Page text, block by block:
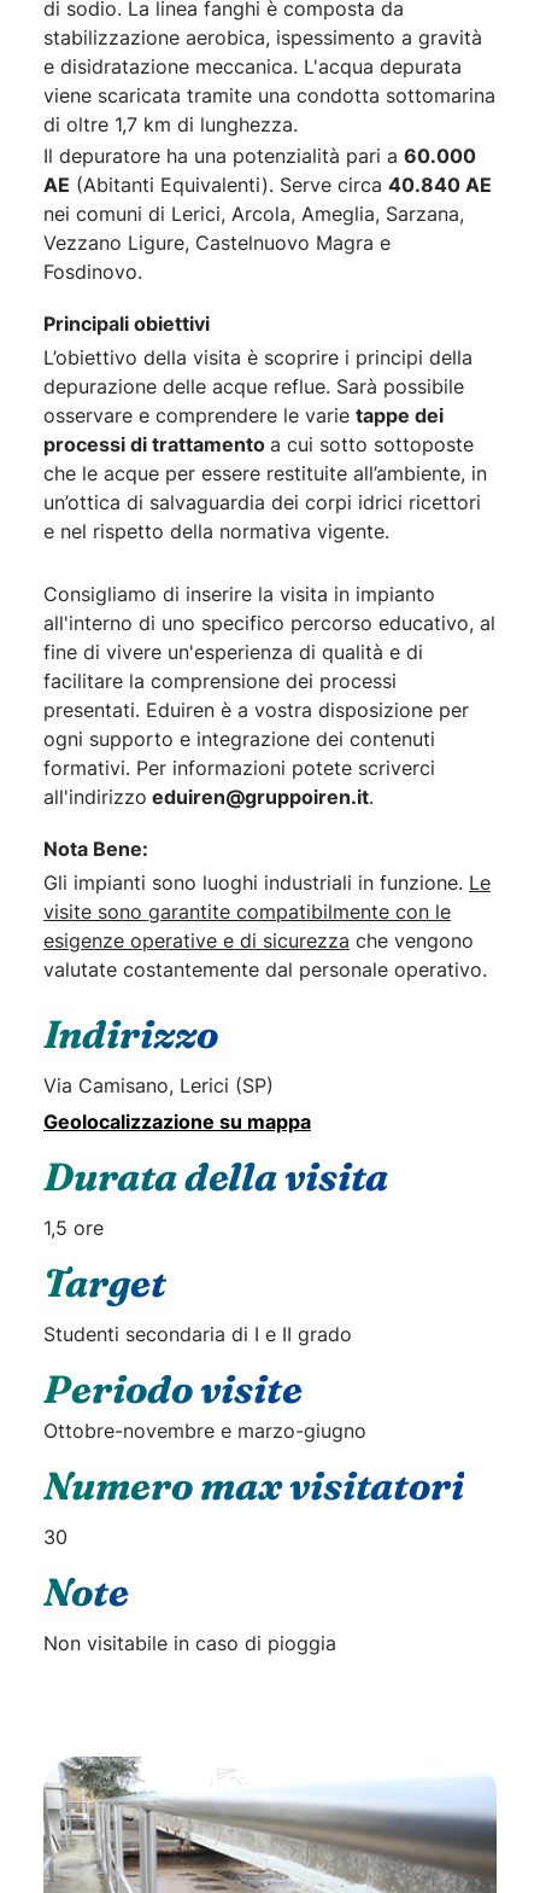
di sodio. La linea fanghi è composta da
stabilizzazione aerobica, ispessimento a gravità
e disidratazione meccanica. L'acqua depurata
viene scaricata tramite una condotta sottomarina
di oltre 1,7 km di lunghezza.
Il depuratore ha una potenzialità pari a 60.000
AE (Abitanti Equivalenti). Serve circa 40.840 AE
nei comuni di Lerici, Arcola, Ameglia, Sarzana,
Vezzano Ligure, Castelnuovo Magra e
Fosdinovo.
Principali obiettivi
L’obiettivo della visita è scoprire i principi della
depurazione delle acque reflue. Sarà possibile
osservare e comprendere le varie tappe dei
processi di trattamento a cui sotto sottoposte
che le acque per essere restituite all’ambiente, in
un’ottica di salvaguardia dei corpi idrici ricettori
e nel rispetto della normativa vigente.
Consigliamo di inserire la visita in impianto
all'interno di uno specifico percorso educativo, al
fine di vivere un'esperienza di qualità e di
facilitare la comprensione dei processi
presentati. Eduiren è a vostra disposizione per
ogni supporto e integrazione dei contenuti
formativi. Per informazioni potete scriverci
all'indirizzo eduiren@gruppoiren.it.
Nota Bene:
Gli impianti sono luoghi industriali in funzione. Le
visite sono garantite compatibilmente con le
esigenze operative e di sicurezza che vengono
valutate costantemente dal personale operativo.
Indirizzo
Via Camisano, Lerici (SP)
Geolocalizzazione su mappa
Durata della visita
1,5 ore
Target
Studenti secondaria di I e II grado
Periodo visite
Ottobre-novembre e marzo-giugno
Numero max visitatori
30
Note
Non visitabile in caso di pioggia